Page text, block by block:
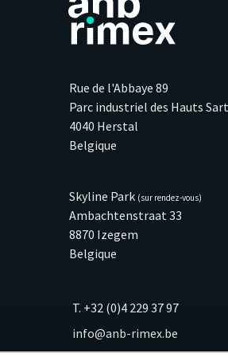
Rue de l'Abbaye 89
Parc industriel des Hauts
4040 Herstal
Belgique
Skyline Park (sur rendez-vous)
Ambachtenstraat 33
8870 Izegem
Belgique
T. +32 (0)4 229 37 97
info@anb-rimex.be